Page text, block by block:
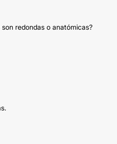
redondas o anatómicas?